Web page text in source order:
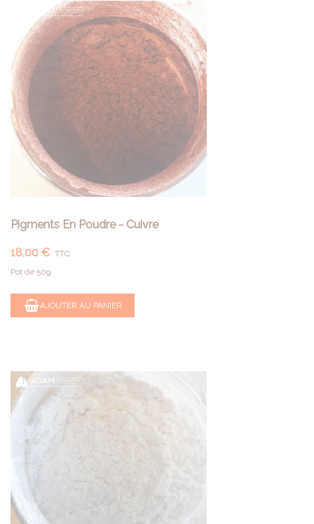
Pigments En Poudre - Cuivre
18,00 € TTC
Pot de 50g
AJOUTER AU PANIER